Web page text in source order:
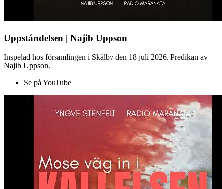
Uppståndelsen | Najib Uppson
Inspelad hos församlingen i Skälby den 18 juli 2026. Predikan av
Najib Uppson.
Se på YouTube